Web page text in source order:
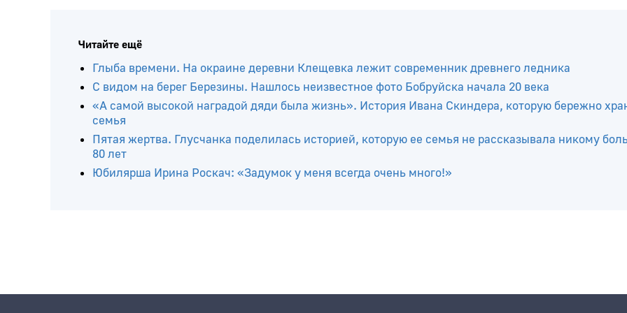
Читайте ещё
Глыба времени. На окраине деревни Клещевка лежит современник древнего ледника
С видом на берег Березины. Нашлось неизвестное фото Бобруйска начала 20 века
«А самой высокой наградой дяди была жизнь». История Ивана Скиндера, которую бережно
семья